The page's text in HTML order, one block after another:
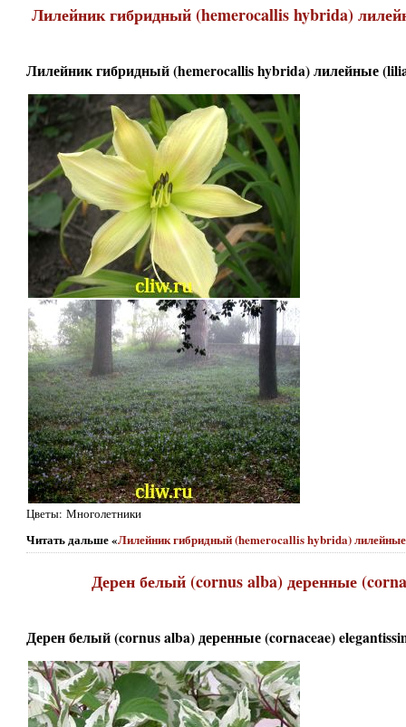
Лилейник гибридный (hemerocallis hybrida)
Лилейник гибридный (hemerocallis hybrida) лилейные
Цветы: Многолетники
Читать дальше «Лилейник гибридный (hemerocallis hybrida)
Дерен белый (cornus alba) деренные
Дерен белый (cornus alba) деренные (cornaceae)